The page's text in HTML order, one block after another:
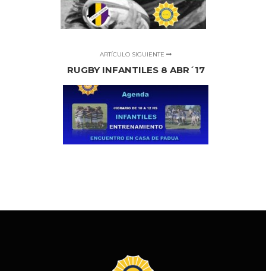
ARTÍCULO SIGUIENTE
RUGBY INFANTILES 8 ABR´17